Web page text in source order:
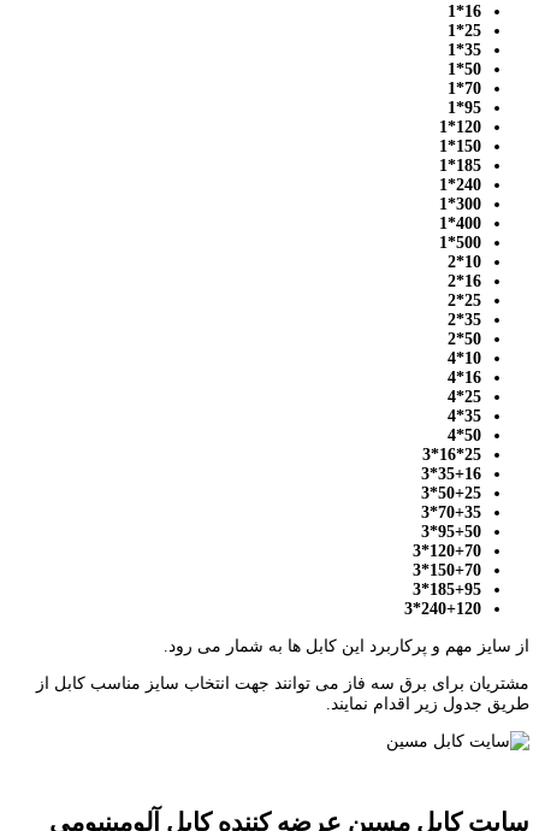
16*1
25*1
35*1
50*1
70*1
95*1
120*1
150*1
185*1
240*1
300*1
400*1
500*1
10*2
16*2
25*2
35*2
50*2
10*4
16*4
25*4
35*4
50*4
25*16*3
35+16*3
50+25*3
70+35*3
95+50*3
120+70*3
150+70*3
185+95*3
240+120*3
از سایز مهم و پرکاربرد این کابل ها به شمار می رود.
مشتریان برای برق سه فاز می توانند جهت انتخاب سایز مناسب کابل از
طریق جدول زیر اقدام نمایند.
سایت کابل مسین عرضه کننده کابل آلومینیومی